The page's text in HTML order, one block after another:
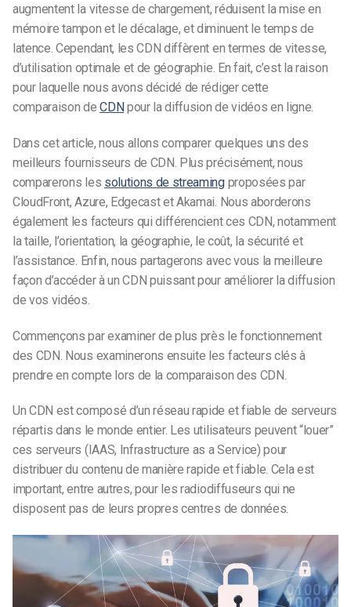
augmentent la vitesse de chargement, réduisent la mise en
mémoire tampon et le décalage, et diminuent le temps de
latence. Cependant, les CDN diffèrent en termes de vitesse,
d’utilisation optimale et de géographie. En fait, c’est la raison
pour laquelle nous avons décidé de rédiger cette
comparaison deCDNpour la diffusion de vidéos en ligne.
Dans cet article, nous allons comparer quelques uns des
meilleurs fournisseurs de CDN. Plus précisément, nous
comparerons les solutions de streamingproposées par
CloudFront, Azure, Edgecast et Akamai. Nous aborderons
également les facteurs qui différencient ces CDN, notamment
la taille, l’orientation, la géographie, le coût, la sécurité et
l’assistance. Enfin, nous partagerons avec vous la meilleure
façon d’accéder à un CDN puissant pour améliorer la diffusion
de vos vidéos.
Commençons par examiner de plus près le fonctionnement
des CDN. Nous examinerons ensuite les facteurs clés à
prendre en compte lors de la comparaison des CDN.
Un CDN est composé d’un réseau rapide et fiable de serveurs
répartis dans le monde entier. Les utilisateurs peuvent “louer”
ces serveurs (IAAS, Infrastructure as a Service) pour
distribuer du contenu de manière rapide et fiable. Cela est
important, entre autres, pour les radiodiffuseurs qui ne
disposent pas de leurs propres centres de données.